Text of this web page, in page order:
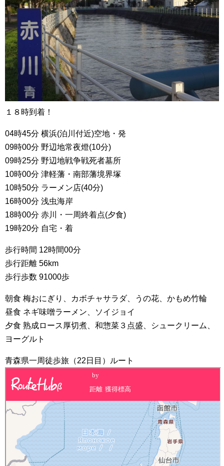
１８時到着！
04時45分 横浜(泊川付近)空地・発
09時00分 野辺地常夜燈(10分)
09時25分 野辺地戦争戦死者墓所
10時00分 津軽藩・南部藩境界塚
10時50分 ラーメン店(40分)
16時00分 浅虫海岸
18時00分 赤川・一周終着点(夕食)
19時20分 自宅・着
歩行時間 12時間00分
歩行距離 56km
歩行歩数 91000歩
朝食 梅おにぎり、カボチャサラダ、うの花、かもめ竹輪
昼食 ネギ味噌ラーメン、ソイジョイ
夕食 熟成ロース厚切煮、和惣菜３点盛、シュークリーム、
ヨーグルト
青森県一周徒歩旅（22日目）ルート